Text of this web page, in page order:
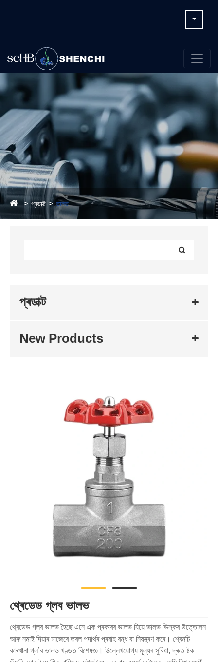
প্ৰডাক্ট ভালভ
প্ৰডাক্ট
New Products
থ্ৰেডেড গ্লব ভালভ
থ্ৰেডেড গ্লব ভালভ হৈছে এনে এক প্ৰকাৰৰ ভালভ যিয়ে ভালভ ডিস্কৰ উত্তোলন
আৰু নমাই দিয়াৰ মাজেৰে তৰল পদাৰ্থৰ প্ৰবাহ বন্ধ বা নিয়ন্ত্ৰণ কৰে। শ্বেনচি
কাৰখানা গ্ল’ব ভালভ খণ্ডত বিশেষজ্ঞ। উল্লেখযোগ্য মূল্যৰ সুবিধা, দ্ৰুত ষ্টক